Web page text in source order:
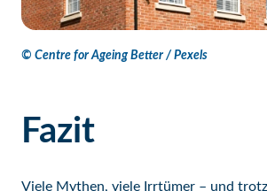
© Centre for Ageing Better / Pexels
Fazit
Viele Mythen, viele Irrtümer – und